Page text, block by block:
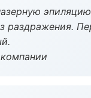
раздражения.